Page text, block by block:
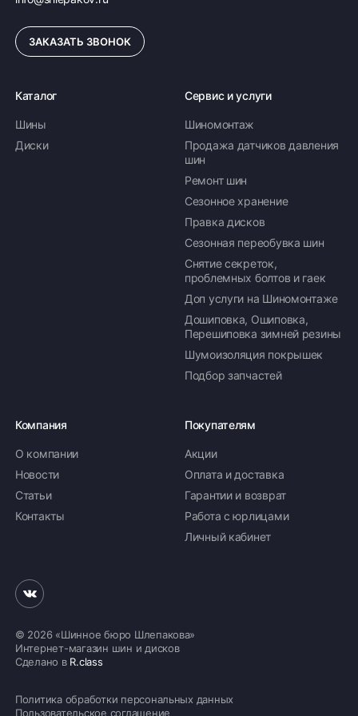
бесплатная
ПОДРОБНЕЕ ОБ ДОСТАВКЕ
Оплата заказа
Возможна картой, наличными при получении,
также доступно оформление кредита и
формирование счёта для Юр.Лица
ЗАКАЗАТЬ ЗВОНОК
Каталог
Шины
Диски
Сервис и услуги
Шиномонтаж
Продажа датчиков давления
шин
Ремонт шин
Сезонное хранение
Правка дисков
Сезонная переобувка шин
Снятие секреток,
проблемных болтов и гаек
Доп услуги на Шиномонтаже
Дошиповка, Ошиповка,
Перешиповка зимней резины
Шумоизоляция покрышек
Подбор запчастей
Компания
О компании
Новости
Статьи
Контакты
Покупателям
Акции
Оплата и доставка
Гарантии и возврат
Работа с юрлицами
Личный кабинет
© 2026 «Шинное бюро Шлепакова»
Интернет-магазин шин и дисков
Сделано в R.class
Политика обработки персональных данных
Пользовательское соглашение